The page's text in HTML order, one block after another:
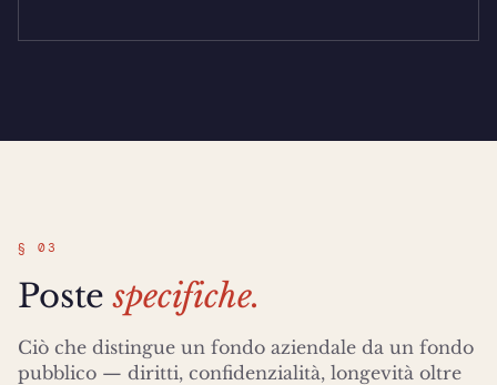
§ 03
Postespecifiche.
Ciò che distingue un fondo aziendale da un fondo
pubblico — diritti, confidenzialità, longevità oltre